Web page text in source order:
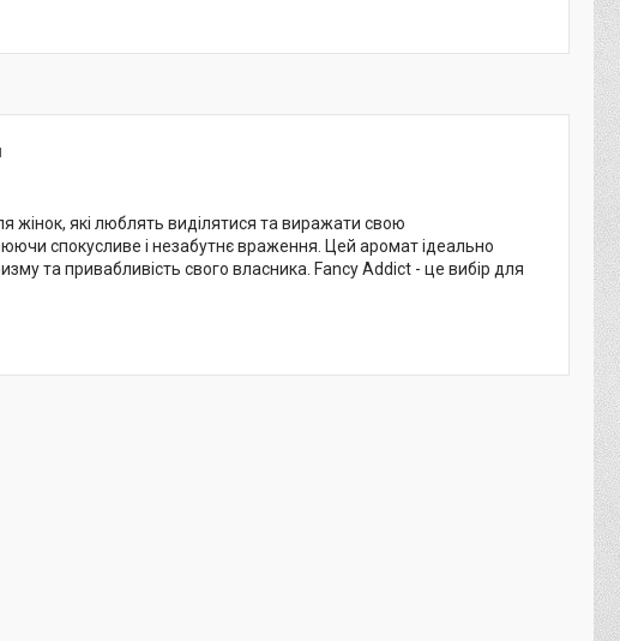
жінок, які люблять виділятися та виражати свою
спокусливе і незабутнє враження. Цей аромат ідеально
та привабливість свого власника. Fancy Addict - це вибір для